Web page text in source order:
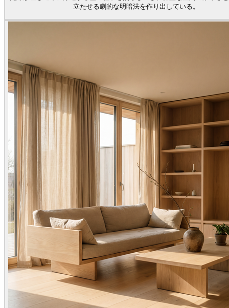
立たせる劇的な明暗法を作り出している。